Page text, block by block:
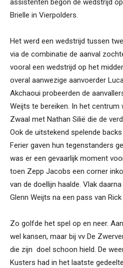
assistenten begon de wedstrijd
Brielle in Vierpolders.
Het werd een wedstrijd tussen
via de combinatie de aanval
vooral een wedstrijd op het
overal aanwezige aanvoerder
Akchaoui probeerden de
Weijts te bereiken. In het
Zwaal met Nathan Silië die de
Ook de uitstekend spelende
Ferier gaven hun tegenstanders
was er een gevaarlijk moment
toen Zepp Jacobs een corner
van de doellijn haalde. Vlak
Glenn Weijts na een pass van
Zo golfde het spel op en neer.
wel kansen, maar bij vv De
die zijn doel schoon hield. De
Kusters had in het laatste